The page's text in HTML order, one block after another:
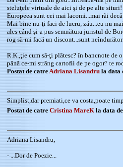
steluţele virtuale de aici şi de pe alte
Europeea sunt cei mai lacomi...mai răi
Mai bine nu-ţi faci de lucru, zău...eu nu
ales când şi-a pus semnătura juristul de
rog să-mi facă un discont...sunt
R.K.,ţie cum să-ţi plătesc? în bancnote de
până ce-mi strâng cartofii de pe ogor? te
Postat de catreAdriana Lisandru la data
Simplist,dar premiati,ce va costa,poate
Postat de catre Cristina MareK la data de
Adriana Lisandru,
- ...Dor de Poezie...